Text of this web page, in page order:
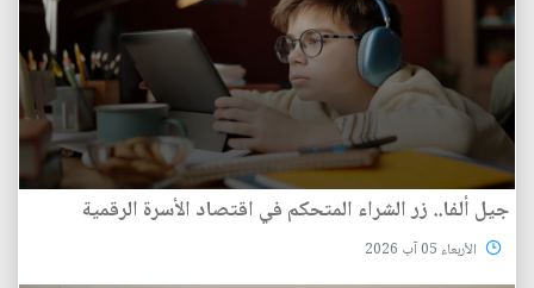
جيل ألفا.. زر الشراء المتحكم في اقتصاد الأسرة الرقمية
الأربعاء 05 آب 2026